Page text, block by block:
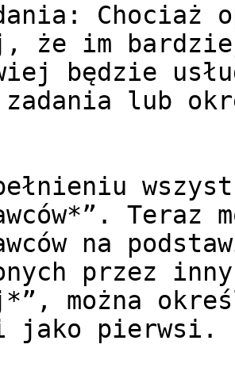
Chociaż
że im
będzie
lub
na
przez
można
jako pierwsi.